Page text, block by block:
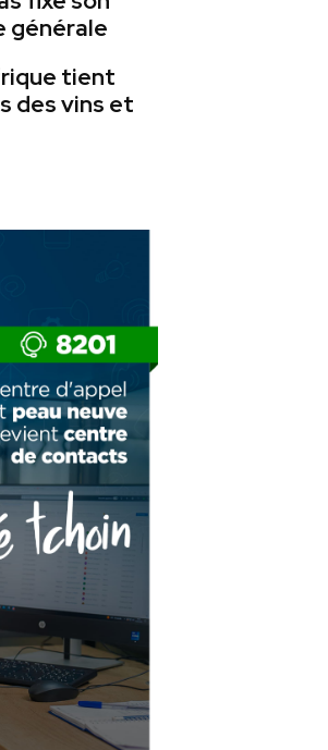
générale
tient
des vins et